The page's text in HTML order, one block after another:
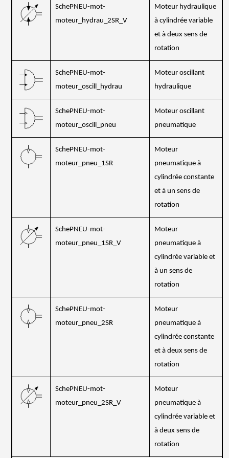
SchePNEU-mot-
moteur_hydrau_2SR_V
Moteur hydraulique
à cylindrée variable
et à deux sens de
rotation
SchePNEU-mot-
moteur_oscill_hydrau
Moteur oscillant
hydraulique
SchePNEU-mot-
moteur_oscill_pneu
Moteur oscillant
pneumatique
SchePNEU-mot-
moteur_pneu_1SR
Moteur
pneumatique à
cylindrée constante
et à un sens de
rotation
SchePNEU-mot-
moteur_pneu_1SR_V
Moteur
pneumatique à
cylindrée variable et
à un sens de
rotation
SchePNEU-mot-
moteur_pneu_2SR
Moteur
pneumatique à
cylindrée constante
et à deux sens de
rotation
SchePNEU-mot-
moteur_pneu_2SR_V
Moteur
pneumatique à
cylindrée variable et
à deux sens de
rotation